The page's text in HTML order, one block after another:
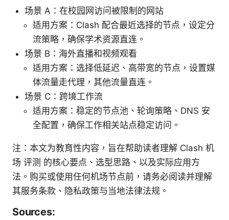
场景 A：在校园网访问被限制的网站
适用方案：Clash 配合最近选择的节点，设定分
流策略，确保学术资源直连。
场景 B：海外直播和视频观看
适用方案：选择低延迟、高带宽的节点，设置媒
体流量走代理，其他流量直连。
场景 C：跨境工作流
适用方案：稳定的节点池、轮询策略、DNS 安
全配置，确保工作相关站点稳定访问。
注：本文为教育性内容，旨在帮助读者理解 Clash 机
场 评测 的核心要点、选型思路、以及实际应用方
法。购买或使用任何机场节点前，请务必阅读并理解
其服务条款、隐私政策与当地法律法规。
Sources: